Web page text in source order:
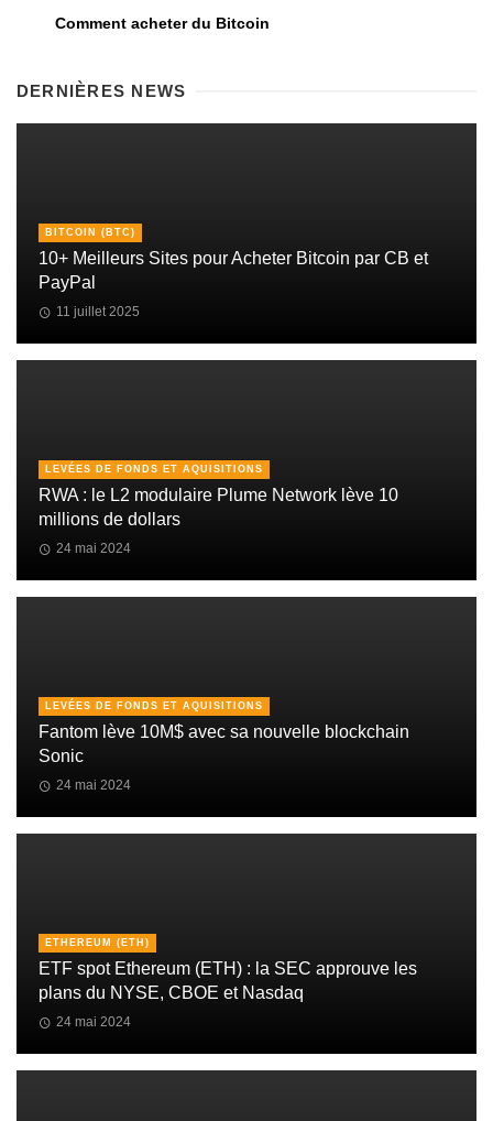
Comment acheter du Bitcoin
DERNIÈRES NEWS
BITCOIN (BTC)
10+ Meilleurs Sites pour Acheter Bitcoin par CB et
PayPal
11 juillet 2025
LEVÉES DE FONDS ET AQUISITIONS
RWA : le L2 modulaire Plume Network lève 10
millions de dollars
24 mai 2024
LEVÉES DE FONDS ET AQUISITIONS
Fantom lève 10M$ avec sa nouvelle blockchain
Sonic
24 mai 2024
ETHEREUM (ETH)
ETF spot Ethereum (ETH) : la SEC approuve les
plans du NYSE, CBOE et Nasdaq
24 mai 2024